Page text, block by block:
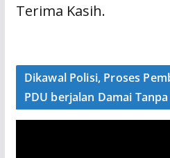
Terima Kasih.
Dikawal Polisi, Proses
PDU berjalan Damai